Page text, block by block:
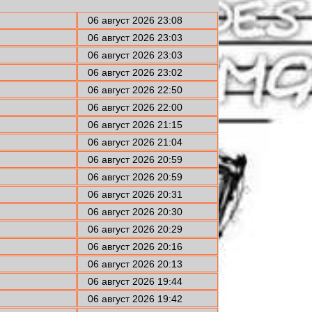
06 август 2026 23:08
06 август 2026 23:03
06 август 2026 23:03
06 август 2026 23:02
06 август 2026 22:50
06 август 2026 22:00
06 август 2026 21:15
06 август 2026 21:04
06 август 2026 20:59
06 август 2026 20:59
06 август 2026 20:31
06 август 2026 20:30
06 август 2026 20:29
06 август 2026 20:16
06 август 2026 20:13
06 август 2026 19:44
06 август 2026 19:42